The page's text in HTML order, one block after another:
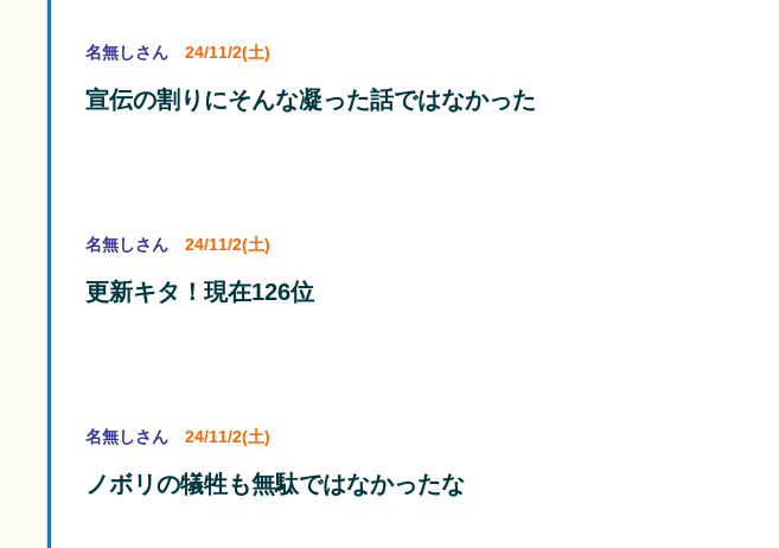
名無しさん 24/11/2(土)
宣伝の割りにそんな凝った話ではなかった
名無しさん 24/11/2(土)
更新キタ！現在126位
名無しさん 24/11/2(土)
ノボリの犠牲も無駄ではなかったな